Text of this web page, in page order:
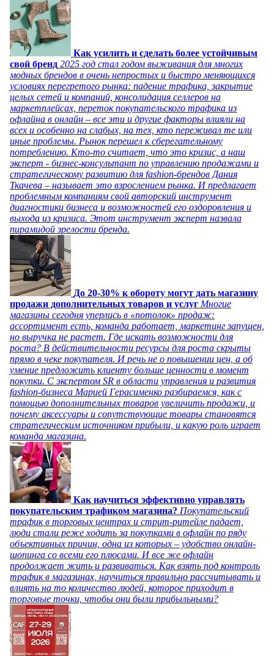
Как усилить и сделать более устойчивым
свой бренд 2025 год стал годом выживания для многих
модных брендов в очень непростых и быстро меняющихся
условиях перегретого рынка: падение трафика, закрытие
целых сетей и компаний, консолидация селлеров на
маркетплейсах, переток покупательского трафика из
офлайна в онлайн – все эти и другие факторы влияли на
всех и особенно на слабых, на тех, кто переживал те или
иные проблемы. Рынок перешел к сберегательному
потреблению. Кто-то считает, что это кризис, а наш
эксперт - бизнес-консультант по управлению продажами и
стратегическому развитию для fashion-брендов Дания
Ткачева – называет это взрослением рынка. И предлагает
проблемным компаниям свой авторский инструмент
диагностики бизнеса и возможностей его оздоровления и
выхода из кризиса. Этот инструмент эксперт назвала
пирамидой зрелости бренда.
До 20-30% к обороту могут дать магазину
продажи дополнительных товаров и услуг Многие
магазины сегодня уперлись в «потолок» продаж:
ассортимент есть, команда работает, маркетинг запущен,
но выручка не растет. Где искать возможности для
роста? В действительности ресурсы для роста скрыты
прямо в чеке покупателя. И речь не о повышении цен, а об
умение предложить клиенту больше ценности в момент
покупки. С экспертом SR в области управления и развития
fashion-бизнеса Марией Герасименко разбираемся, как с
помощью дополнительных товаров увеличить продажи, и
почему аксессуары и сопутствующие товары становятся
стратегическим источником прибыли, и какую роль играет
команда магазина.
Как научиться эффективно управлять
покупательским трафиком магазина? Покупательский
трафик в торговых центрах и стрит-ритейле падает,
люди стали реже ходить за покупками в офлайн по ряду
объективных причин, одна из которых – удобство онлайн-
шопинга со всеми его плюсами. И все же офлайн
продолжает жить и развиваться. Как взять под контроль
трафик в магазинах, научиться правильно рассчитывать и
влиять на то количество людей, которое приходит в
торговые точки, чтобы они были прибыльными?